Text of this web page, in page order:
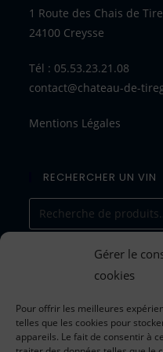
Gérer le
cookies
Pour offrir les meilleures
telles que les cookies pour
appareils. Le fait de consentir à
1 Route des Chais de
24100 Creysse
Tél : 05.53.23.21.08
contact@chateau-de-
Mentions Légales
RECHERCHER UN VIN